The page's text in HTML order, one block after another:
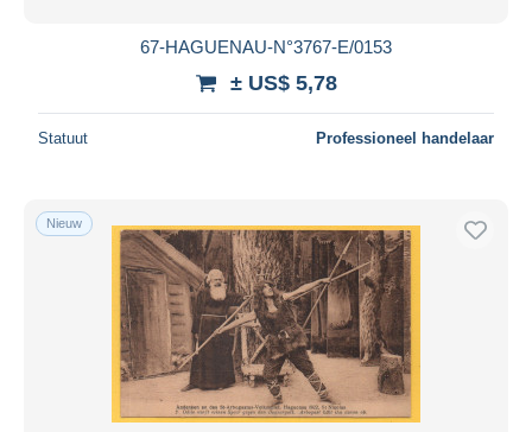
67-HAGUENAU-N°3767-E/0153
± US$ 5,78
Statuut Professioneel handelaar
Nieuw